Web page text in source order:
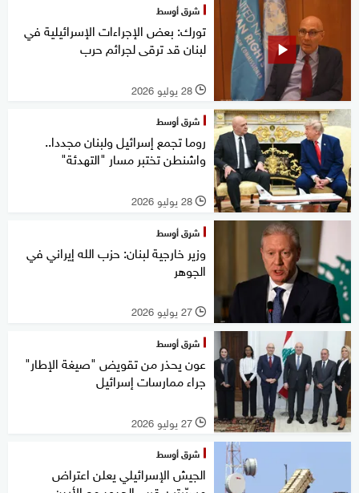
شرق أوسط
تورك: بعض الإجراءات الإسرائيلية في
لبنان قد ترقى لجرائم حرب
l 28 يوليو 2026
شرق أوسط
روما تجمع إسرائيل ولبنان مجددا..
واشنطن تختبر مسار "التهدئة"
l 28 يوليو 2026
شرق أوسط
وزير خارجية لبنان: حزب الله إيراني في
الجوهر
l 27 يوليو 2026
شرق أوسط
عون يحذر من تقويض "صيغة الإطار"
جراء ممارسات إسرائيل
l 27 يوليو 2026
شرق أوسط
الجيش الإسرائيلي يعلن اعتراض